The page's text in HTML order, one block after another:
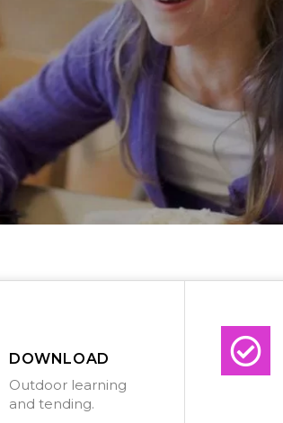
DOWNLOAD
Outdoor learning
and tending.